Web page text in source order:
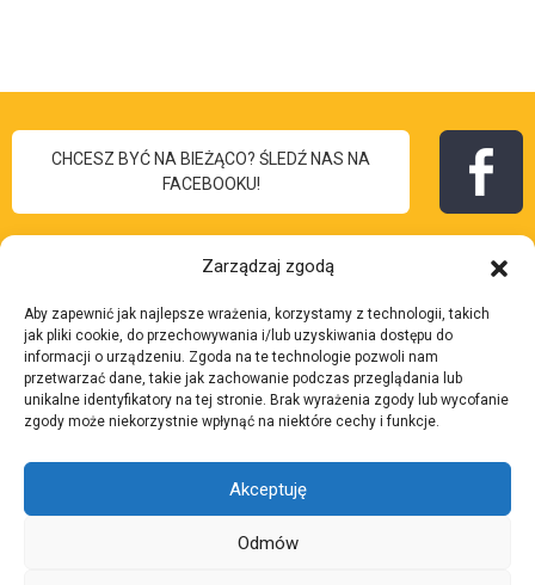
Zarządzaj zgodą
Aby zapewnić jak najlepsze wrażenia, korzystamy z technologii, takich
jak pliki cookie, do przechowywania i/lub uzyskiwania dostępu do
informacji o urządzeniu. Zgoda na te technologie pozwoli nam
przetwarzać dane, takie jak zachowanie podczas przeglądania lub
unikalne identyfikatory na tej stronie. Brak wyrażenia zgody lub wycofanie
zgody może niekorzystnie wpłynąć na niektóre cechy i funkcje.
Akceptuję
Odmów
CHCESZ BYĆ NA BIEŻĄCO? ŚLEDŹ NAS NA
FACEBOOKU!
I Liceum
Ogólnokształcące
im. Bolesława Chrobrego
w Pszczynie
Skontaktuj się z nami:
Adres:ul. 3 Maja 7, 43-
200 Pszczyna
Telefon:32 210 37 27
Email:lp.anyzczsp-